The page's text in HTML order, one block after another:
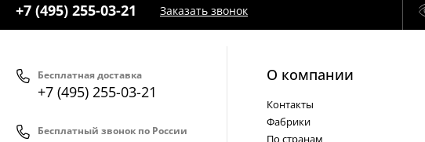
+7 (495) 255-03-21 Заказать звонок
Бесплатная доставка
+7 (495) 255-03-21
Бесплатный звонок по России
О компании
Контакты
Фабрики
По странам